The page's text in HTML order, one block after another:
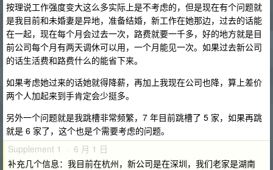
按理说工作强度变大这么多实际上是不考虑的，但是现在有个问题就
是我目前和未婚妻是异地，准备结婚，新工作在她那边，过去的话能
在一起，现在每个月会过去一次，路费就要一千多，好的地方就是目
前公司每个月有两天调休可以用，一个月能见一次。如果过去新公司
的话生活费和路费什么的能省下来。
如果考虑她过来的话她就得降薪，再加上我现在公司也降，算上差价
两个人加起来到手肯定会少挺多。
另外一个问题就是我跳槽非常频繁，7 年目前跳槽了 5 家，如果再跳
就是 6 家了，这个也是个需要考虑的问题。
Supplement 1 · 6 月 1 日
补充几个信息：我目前在杭州，新公司是在深圳，我们老家是湖南